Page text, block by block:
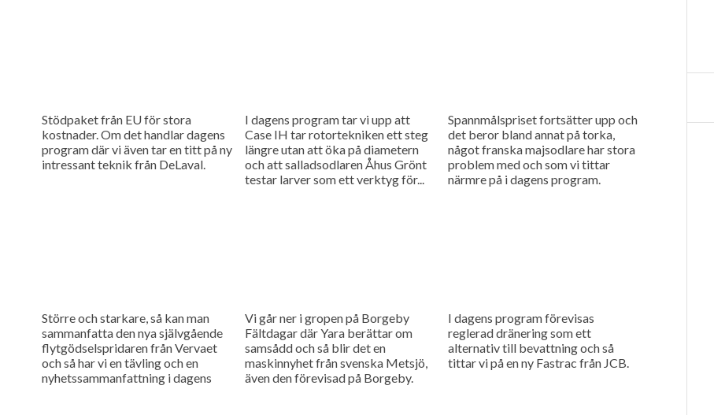
Stödpaket från EU för stora
kostnader. Om det handlar dagens
program där vi även tar en titt på ny
intressant teknik från DeLaval.
I dagens program tar vi upp att
Case IH tar rotortekniken ett steg
längre utan att öka på diametern
och att salladsodlaren Åhus Grönt
testar larver som ett verktyg för...
Spannmålspriset fortsätter upp och
det beror bland annat på torka,
något franska majsodlare har stora
problem med och som vi tittar
närmre på i dagens program.
Större och starkare, så kan man
sammanfatta den nya självgående
flytgödselspridaren från Vervaet
och så har vi en tävling och en
nyhetssammanfattning i dagens
Vi går ner i gropen på Borgeby
Fältdagar där Yara berättar om
samsådd och så blir det en
maskinnyhet från svenska Metsjö,
även den förevisad på Borgeby.
I dagens program förevisas
reglerad dränering som ett
alternativ till bevattning och så
tittar vi på en ny Fastrac från JCB.